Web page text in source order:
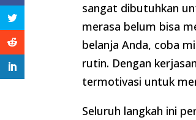
sangat dibutuhkan
merasa belum bisa
belanja Anda, coba
rutin. Dengan
termotivasi untuk
Seluruh langkah ini